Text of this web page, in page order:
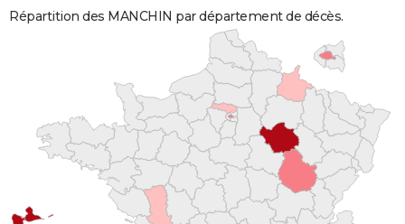
Répartition des MANCHIN par département de décès.